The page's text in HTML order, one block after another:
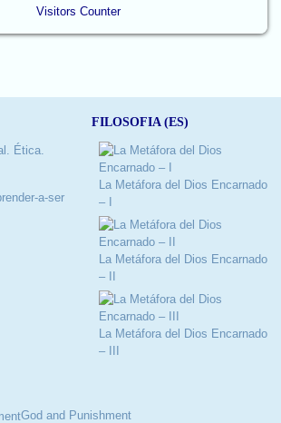
Visitors Counter
Ética.
a-ser
FILOSOFIA (ES)
La Metáfora del Dios Encarnado
– I
La Metáfora del Dios Encarnado
– II
La Metáfora del Dios Encarnado
– III
God and Punishment